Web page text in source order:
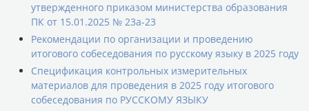
утвержденного приказом министерства образования
ПК от 15.01.2025 № 23а-23
Рекомендации по организации и проведению
итогового собеседования по русскому языку в 2025 году
Спецификация контрольных измерительных
материалов для проведения в 2025 году итогового
собеседования по РУССКОМУ ЯЗЫКУ